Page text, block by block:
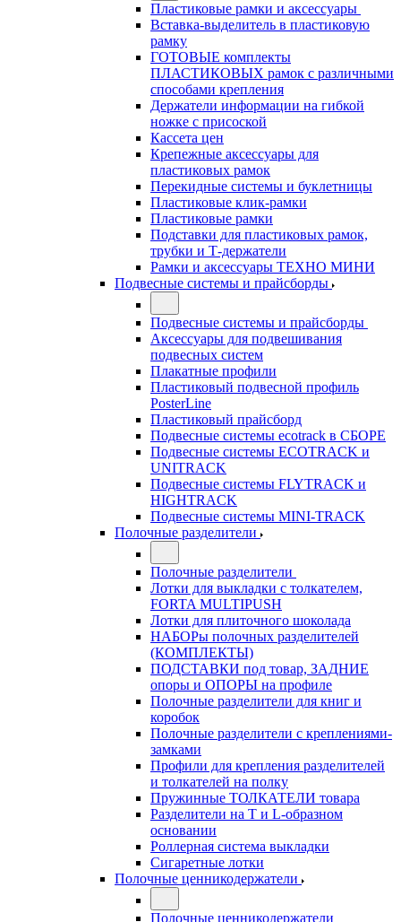
Пластиковые рамки и аксессуары
Вставка-выделитель в пластиковую
рамку
ГОТОВЫЕ комплекты
ПЛАСТИКОВЫХ рамок с различными
способами крепления
Держатели информации на гибкой
ножке с присоской
Кассета цен
Крепежные аксессуары для
пластиковых рамок
Перекидные системы и буклетницы
Пластиковые клик-рамки
Пластиковые рамки
Подставки для пластиковых рамок,
трубки и Т-держатели
Рамки и аксессуары ТЕХНО МИНИ
Подвесные системы и прайсборды
Подвесные системы и прайсборды
Аксессуары для подвешивания
подвесных систем
Плакатные профили
Пластиковый подвесной профиль
PosterLine
Пластиковый прайсборд
Подвесные системы ecotrack в СБОРЕ
Подвесные системы ECOTRACK и
UNITRACK
Подвесные системы FLYTRACK и
HIGHTRACK
Подвесные системы MINI-TRACK
Полочные разделители
Полочные разделители
Лотки для выкладки с толкателем,
FORTA MULTIPUSH
Лотки для плиточного шоколада
НАБОРы полочных разделителей
(КОМПЛЕКТЫ)
ПОДСТАВКИ под товар, ЗАДНИЕ
опоры и ОПОРЫ на профиле
Полочные разделители для книг и
коробок
Полочные разделители с креплениями-
замками
Профили для крепления разделителей
и толкателей на полку
Пружинные ТОЛКАТЕЛИ товара
Разделители на Т и L-образном
основании
Роллерная система выкладки
Сигаретные лотки
Полочные ценникодержатели
Полочные ценникодержатели